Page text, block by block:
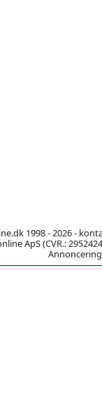
1998 - 2026 -
ApS (CVR.: